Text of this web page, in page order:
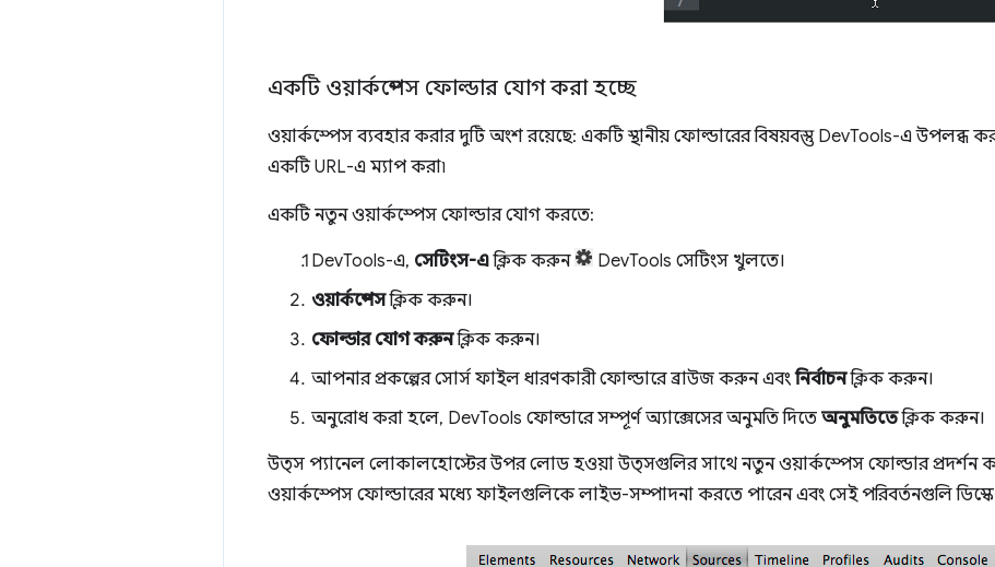
একটি ওয়ার্কস্পেস ফোল্ডার যোগ করা হচ্ছে
ওয়ার্কস্পেস ব্যবহার করার দুটি অংশ রয়েছে: একটি স্থানীয় ফোল্ডারের বিষয়বস্তু DevTools-এ উপলব্ধ
একটি URL-এ ম্যাপ করা৷
একটি নতুন ওয়ার্কস্পেস ফোল্ডার যোগ করতে:
DevTools-এ, সেটিংস-এক্লিক করুন
DevTools সেটিংস খুলতে।
ওয়ার্কস্পেসক্লিক করুন।
ফোল্ডার যোগ করুনক্লিক করুন।
আপনার প্রকল্পের সোর্স ফাইল ধারণকারী ফোল্ডারে ব্রাউজ করুন এবংনির্বাচনক্লিক করুন।
অনুরোধ করা হলে, DevTools ফোল্ডারে সম্পূর্ণ অ্যাক্সেসের অনুমতি দিতে অনুমতিতেক্লিক করুন।
উত্স প্যানেল লোকালহোস্টের উপর লোড হওয়া উত্সগুলির সাথে নতুন ওয়ার্কস্পেস ফোল্ডার
ওয়ার্কস্পেস ফোল্ডারের মধ্যে ফাইলগুলিকে লাইভ-সম্পাদনা করতে পারেন এবং সেই পরিবর্তনগুলি